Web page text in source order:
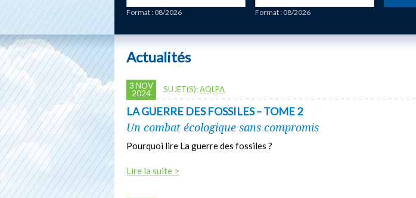
Format : 08/2026 Format : 08/2026
Actualités
3 NOV
2024
SUJET(S):AQLPA
LA GUERRE DES FOSSILES – TOME 2
Un combat écologique sans compromis
Pourquoi lire La guerre des fossiles ?
Lire la suite >